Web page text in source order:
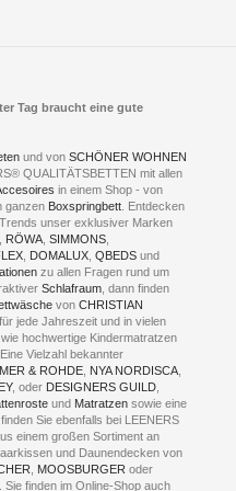
Onlineartikel.
Terminreservierung
UND
Tag braucht eine gute
und vonSCHÖNER WOHNEN
QUALITÄTSBETTEN mit allen
in einem Shop - von
ganzen Boxspringbett . Entdecken
unser exklusiver Marken
RÖWA ,SIMMONS
DOMALUX ,QBEDS und
zu allen Fragen rund um
Schlafraum , dann finden
vonCHRISTIAN
, für jede Jahreszeit und in vielen
hochwertige Kindermatratzen
. Eine Vielzahl bekannter
& ROHDE NYA NORDISCA
, oder DESIGNERS GUILD
und Matratzen sowie eine
Sie ebenfalls bei LEENERS
einem großen Sortiment an
und Daunendecken von
MOOSBURGER oder
Sie finden im Online-Shop auch